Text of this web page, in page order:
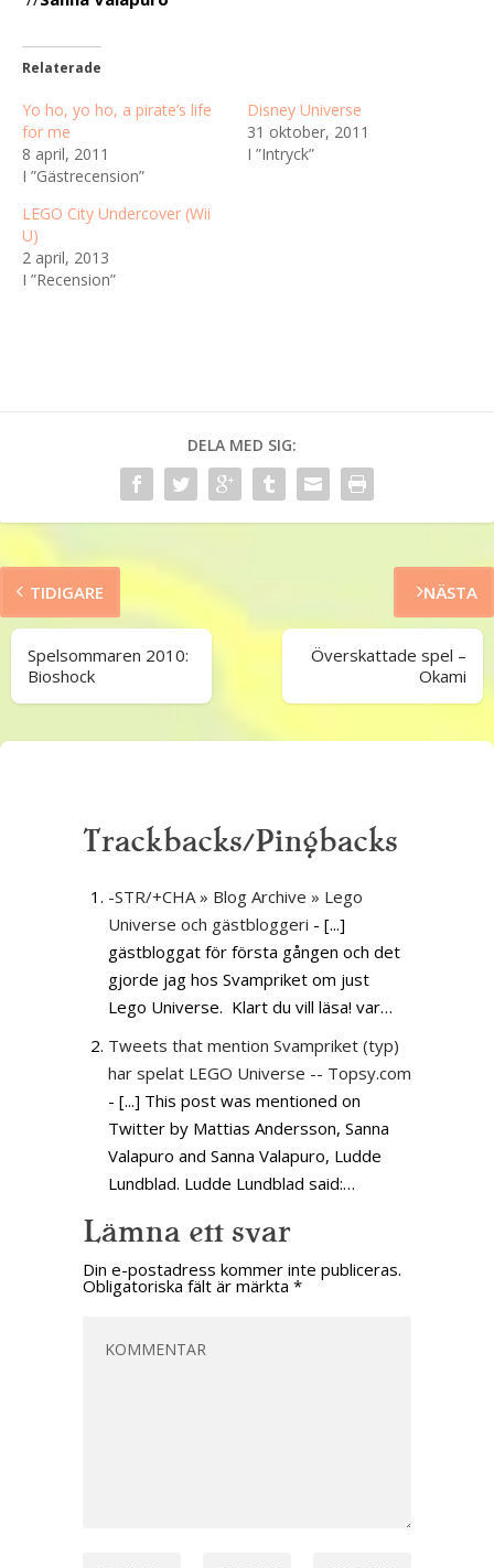
Relaterade
Yo ho, yo ho, a pirate’s life
for me
8 april, 2011
I ”Gästrecension”
Disney Universe
31 oktober, 2011
I ”Intryck”
LEGO City Undercover (Wii
U)
2 april, 2013
I ”Recension”
DELA MED SIG:
TIDIGARE
Spelsommaren 2010:
Bioshock
NÄSTA
Överskattade spel –
Okami
Trackbacks/Pingbacks
-STR/+CHA » Blog Archive » Lego
Universe och gästbloggeri - [...]
gästbloggat för första gången och det
gjorde jag hos Svampriket om just
Lego Universe. Klart du vill läsa! var…
Tweets that mention Svampriket (typ)
har spelat LEGO Universe -- Topsy.com
- [...] This post was mentioned on
Twitter by Mattias Andersson, Sanna
Valapuro and Sanna Valapuro, Ludde
Lundblad. Ludde Lundblad said:…
Lämna ett svar
Din e-postadress kommer inte publiceras.
Obligatoriska fält är märkta *